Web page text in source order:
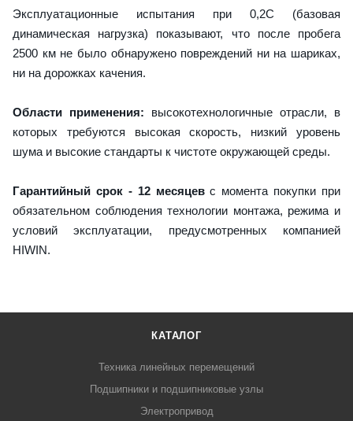
Эксплуатационные испытания при 0,2C (базовая
динамическая нагрузка) показывают, что после пробега
2500 км не было обнаружено повреждений ни на шариках,
ни на дорожках качения.
Области применения: высокотехнологичные отрасли, в
которых требуются высокая скорость, низкий уровень
шума и высокие стандарты к чистоте окружающей среды.
Гарантийный срок - 12 месяцевс момента покупки при
обязательном соблюдения технологии монтажа, режима и
условий эксплуатации, предусмотренных компанией
HIWIN.
КАТАЛОГ
Техника линейных перемещений
Подшипники и подшипниковые узлы
Электропривод